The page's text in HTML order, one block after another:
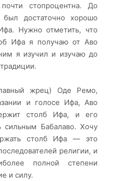
стопроцентна. До
достаточно хорошо
Нужно отметить, что
Ифа я получаю от Аво
я изучил и изучаю до
жрец) Оде Ремо,
и голосе Ифа, Аво
столб Ифа, и его
Бабалаво. Хочу
столб Ифа — это
религии, и
полной степени
и силу.